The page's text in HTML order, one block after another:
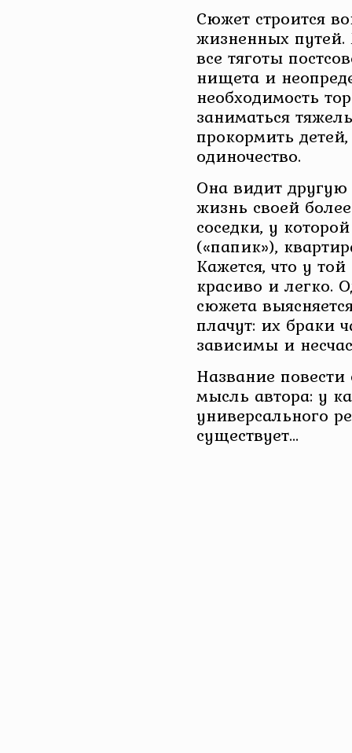
Сюжет строится
жизненных путей.
все тяготы
нищета и
необходимость
заниматься
прокормить
одиночество.
Она видит
жизнь своей
соседки, у
(«папик»),
Кажется, что у
красиво и легко.
сюжета
плачут: их браки
зависимы и
Название
мысль автора: у
универсального
существует…